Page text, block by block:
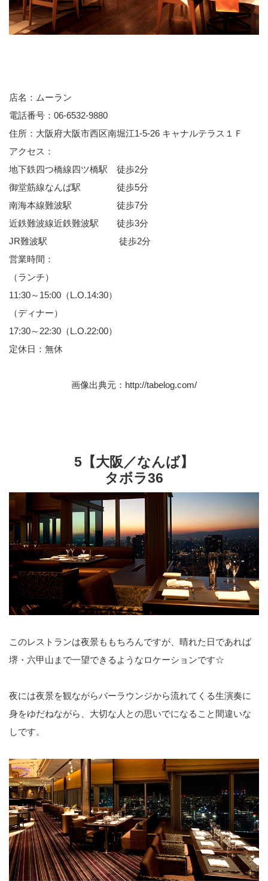
店名：ムーラン
電話番号：06-6532-9880
住所：大阪府大阪市西区南堀江1-5-26 キャナルテラス１Ｆ
アクセス：
地下鉄四つ橋線四ツ橋駅 徒歩2分
御堂筋線なんば駅 徒歩5分
南海本線難波駅 徒歩7分
近鉄難波線近鉄難波駅 徒歩3分
JR難波駅 徒歩2分
営業時間：
（ランチ）
11:30～15:00（L.O.14:30）
（ディナー）
17:30～22:30（L.O.22:00）
定休日：無休
画像出典元： http://tabelog.com/
5【大阪／なんば】
タボラ36
このレストランは夜景ももちろんですが、晴れた日であれば
堺・六甲山まで一望できるようなロケーションです☆
夜には夜景を観ながらバーラウンジから流れてくる生演奏に
身をゆだねながら、大切な人との思いでになること間違いな
しです。